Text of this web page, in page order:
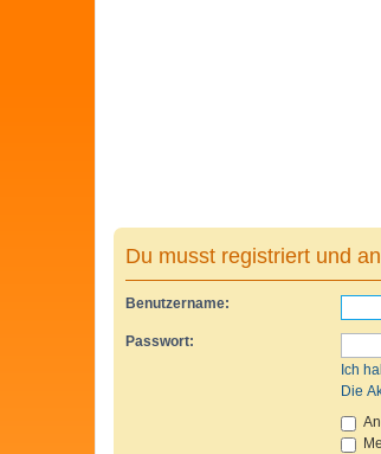
Du musst registriert und
Benutzername:
Passwort:
Ich
Die